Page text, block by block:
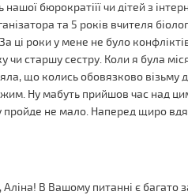
бюрократіїї чи дітей з
та 5 років вчителя
ці роки у мене не було
чи старшу сестру. Коли я була
що колись обовязково візьму
Ну мабуть прийшов час над
пройде не мало. Наперед щиро
В Вашому питанні є багато